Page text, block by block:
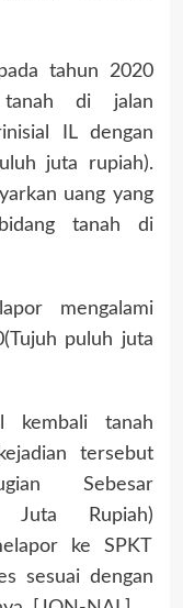
tahun 2020
tanah di jalan
IL dengan
juta rupiah).
uang yang
tanah di
mengalami
puluh juta
kembali tanah
tersebut
Sebesar
Juta Rupiah)
ke SPKT
sesuai dengan